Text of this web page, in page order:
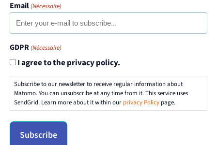
Email(Nécessaire)
GDPR(Nécessaire)
I agree to the privacy policy.
Subscribe to our newsletter to receive regular information about
Matomo. You can unsubscribe at any time from it. This service uses
SendGrid. Learn more about it within our privacy Policy page.